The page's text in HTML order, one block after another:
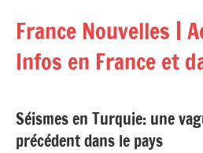
contenu
France Nouvelles |
Infos en France et
Séismes en Turquie: une
précédent dans le pays